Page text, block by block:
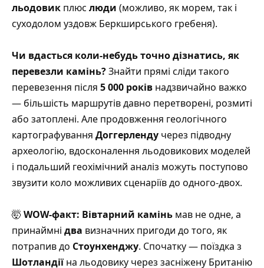
льодовик плюс люди (можливо, як морем, так і
суходолом уздовж Беркширського гребеня).
Чи вдасться коли-небудь точно дізнатись, як
перевезли камінь?Знайти прямі сліди такого
перевезення після 5 000 років надзвичайно важко
— більшість маршрутів давно перетворені, розмиті
або затоплені. Але продовження геологічного
картографування Доггерленду через підводну
археологію, вдосконалення льодовикових моделей
і подальший геохімічний аналіз можуть поступово
звузити коло можливих сценаріїв до одного-двох.
🤯 WOW-факт: Вівтарний камінь мав не одне, а
принаймні два визначних пригоди до того, як
потрапив до Стоунхенджу. Спочатку — поїздка з
Шотландії на льодовику через засніжену Британію